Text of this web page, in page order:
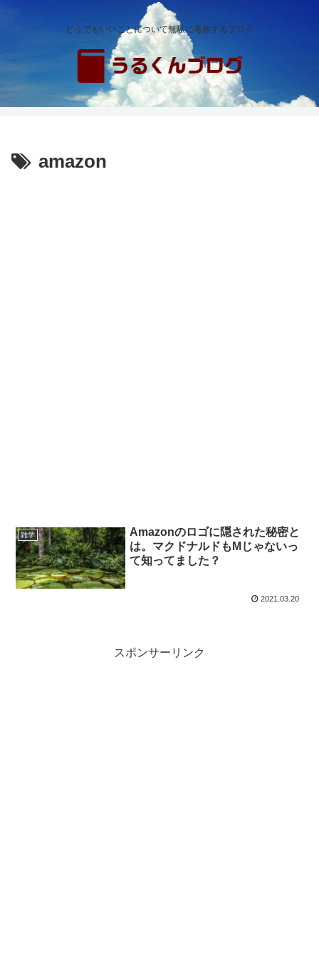
どうでもいいことについて無駄に考察するブログ
amazon
雑学
Amazonのロゴに隠された秘密と
は。マクドナルドもMじゃないっ
て知ってました？
2021.03.20
スポンサーリンク